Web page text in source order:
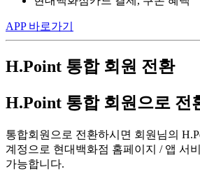
APP 바로가기
H.Point 통합 회원 전환
H.Point 통합 회원으로 전
통합회원으로 전환하시면 회원님의
계정으로 현대백화점 홈페이지 / 앱 서
가능합니다.